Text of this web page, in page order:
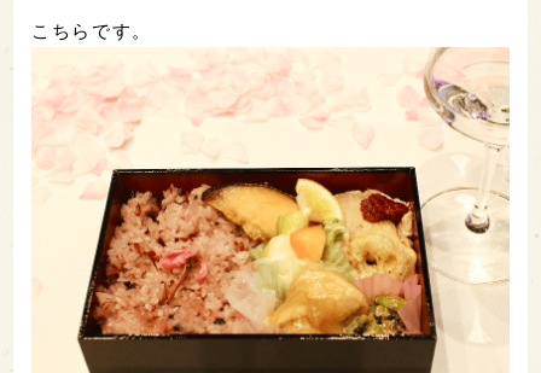
こちらです。